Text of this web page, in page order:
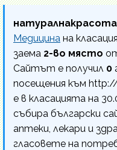
натуралнакрасота
Медицина на
заема 2-во място
Сайтът е получил 0
посещения към
е в класацията на
събира български
аптеки, лекари и
гласовете на